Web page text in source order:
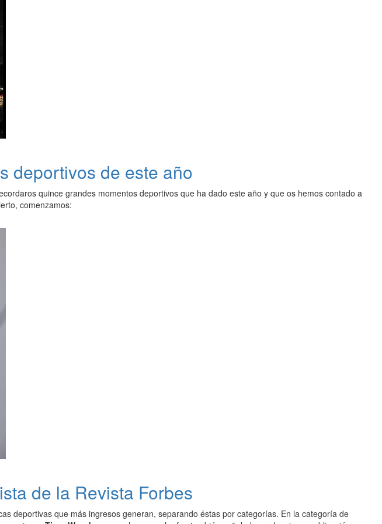
deportivos de este año
quince grandes momentos deportivos que ha dado este año y que os hemos contado a
comenzamos:
de la Revista Forbes
deportivas que más ingresos generan, separando éstas por categorías. En la categoría de